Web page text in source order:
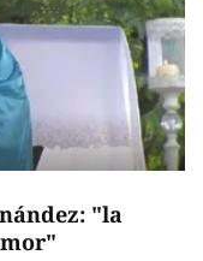
"la